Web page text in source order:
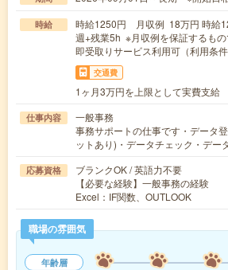
時給
時給1250円 月収例 18万円 時給
週+残業5h ※月収例を保証するも
即受取りサービス利用可（利用条件
交通費
1ヶ月3万円を上限として実費支給
仕事内容
一般事務
事務サポートの仕事です・データ
ットあり)・データチェック・デ
応募資格
ブランクOK / 英語力不要
【必要な経験】一般事務の経験
Excel：IF関数、OUTLOOK
職場の雰囲気
年齢層